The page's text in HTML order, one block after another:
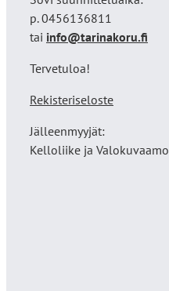
p. 0456136811
tai info@tarinakoru.fi
Tervetuloa!
Rekisteriseloste
Jälleenmyyjät:
Kelloliike ja Valokuvaamo